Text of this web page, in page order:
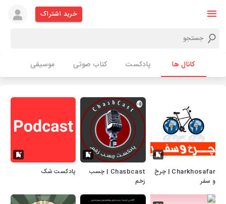
خرید اشتراک
کانال ها پادکست کتاب صوتی موسیقی
Charkhosafar | چرخ
و سفر
Chasbcast | چسب
زخم
پادکست شک